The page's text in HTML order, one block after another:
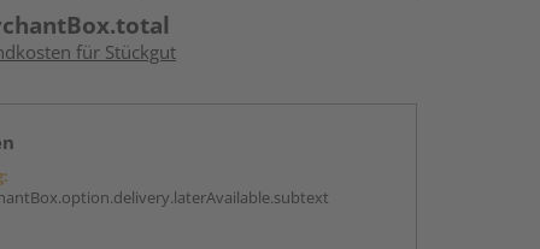
für Stückgut